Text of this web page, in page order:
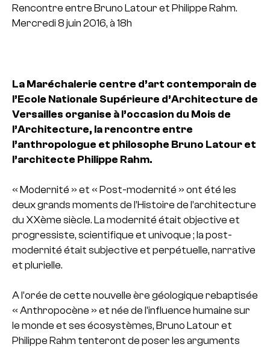
Rencontre entre Bruno Latour et Philippe Rahm.
Mercredi 8 juin 2016, à 18h
La Maréchalerie centre d’art contemporain de
l’Ecole Nationale Supérieure d’Architecture de
Versailles organise à l’occasion du Mois de
l’Architecture, la rencontre entre
l’anthropologue et philosophe Bruno Latour et
l’architecte Philippe Rahm.
« Modernité » et « Post-modernité » ont été les
deux grands moments de l’Histoire de l’architecture
du XXème siècle. La modernité était objective et
progressiste, scientifique et univoque ; la post-
modernité était subjective et perpétuelle, narrative
et plurielle.
A l’orée de cette nouvelle ère géologique rebaptisée
« Anthropocène » et née de l’influence humaine sur
le monde et ses écosystèmes, Bruno Latour et
Philippe Rahm tenteront de poser les arguments